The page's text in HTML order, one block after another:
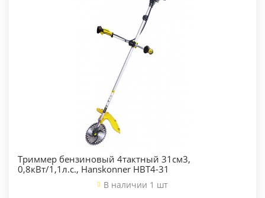
Триммер бензиновый 4тактный 31см3,
0,8кВт/1,1л.с., Hanskonner HBT4-31
В наличии 1 шт